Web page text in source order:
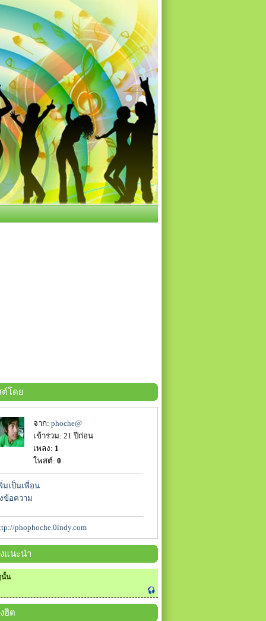
ต์โดย
จาก: phoche@
เข้าร่วม: 21 ปีก่อน
เพลง: 1
โพสต์: 0
มเป็นเพื่อน
ข้อความ
phophoche.0indy.com
แนะนำ
นั้น
ฮิต